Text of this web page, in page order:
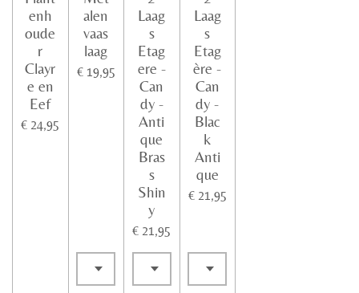
enh
oude
r
Clayr
e en
Eef
€ 24,95
alen
vaas
laag
€ 19,95
Laag
s
Etag
ere -
Can
dy -
Anti
que
Bras
s
Shin
y
€ 21,95
Laag
s
Etag
ère -
Can
dy -
Blac
k
Anti
que
€ 21,95